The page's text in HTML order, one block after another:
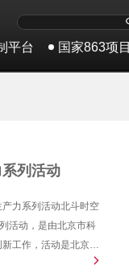
平台 国家863项目
列活动
力系列活动北斗时空
活动，是由北京市科
工作，活动是北京市
和产业协同创新。本